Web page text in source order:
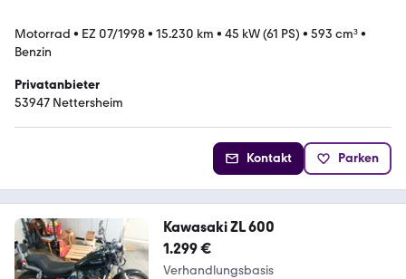
Motorrad • EZ 07/1998• 15.230 km • 45 kW (61 PS) • 593 cm³•
Benzin
Privatanbieter
53947 Nettersheim
Kontakt Parken
Kawasaki ZL 600
1.299 €
Verhandlungsbasis